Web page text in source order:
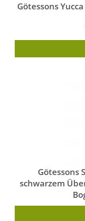
Götessons
Götessons
schwarzem